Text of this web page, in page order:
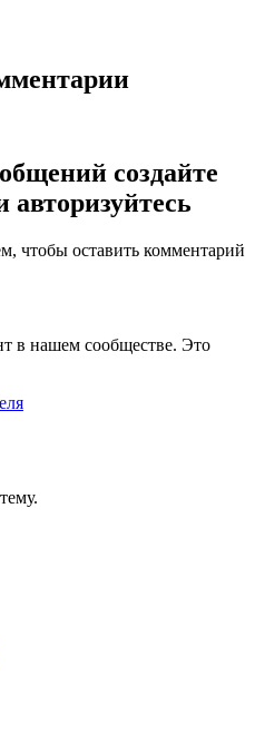
создайте
чтобы оставить комментарий
в нашем сообществе. Это